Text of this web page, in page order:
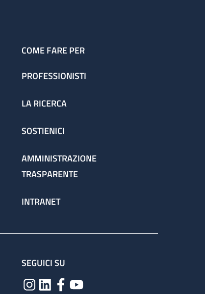
COME FARE PER
PROFESSIONISTI
LA RICERCA
SOSTIENICI
AMMINISTRAZIONE
TRASPARENTE
INTRANET
SEGUICI SU